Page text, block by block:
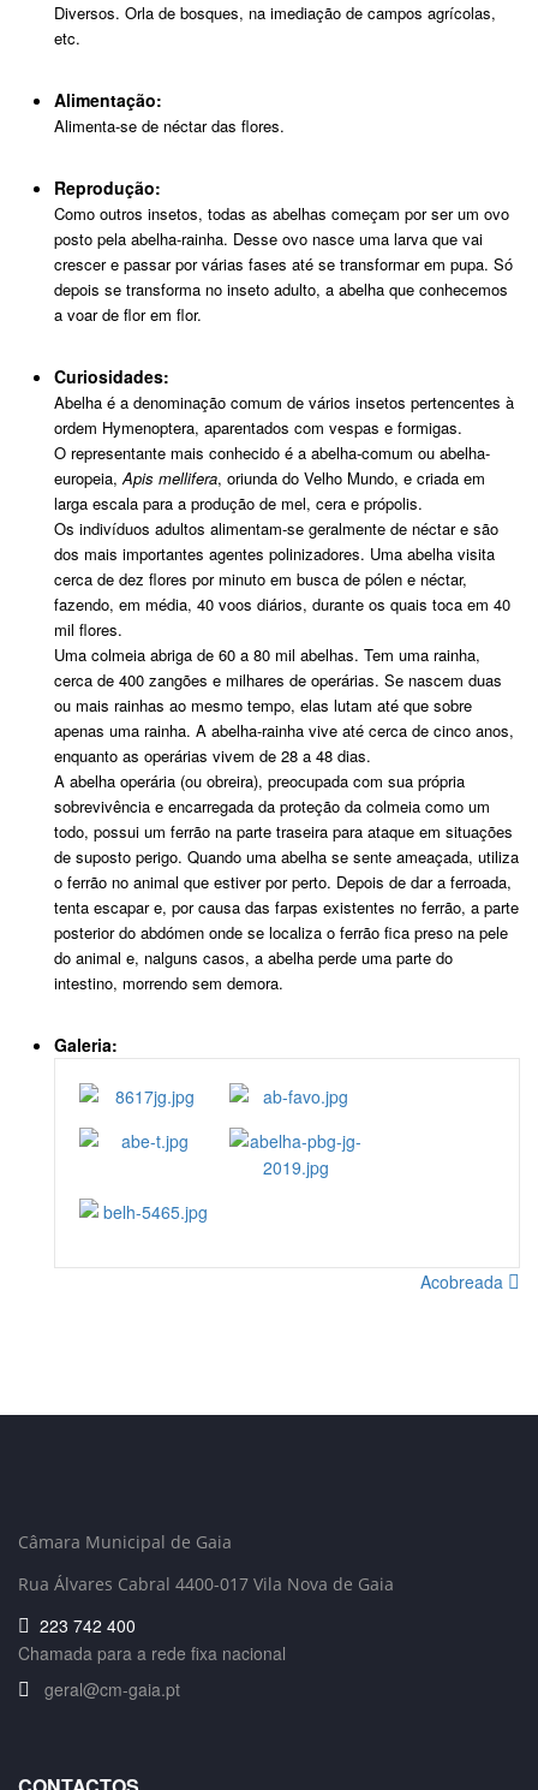
Diversos. Orla de bosques, na imediação de campos agrícolas,
etc.
Alimentação:
Alimenta-se de néctar das flores.
Reprodução:
Como outros insetos, todas as abelhas começam por ser um ovo
posto pela abelha-rainha. Desse ovo nasce uma larva que vai
crescer e passar por várias fases até se transformar em pupa. Só
depois se transforma no inseto adulto, a abelha que conhecemos
a voar de flor em flor.
Curiosidades:
Abelha é a denominação comum de vários insetos pertencentes à
ordem Hymenoptera, aparentados com vespas e formigas.
O representante mais conhecido é a abelha-comum ou abelha-
europeia,Apis mellifera, oriunda do Velho Mundo, e criada em
larga escala para a produção de mel, cera e própolis.
Os indivíduos adultos alimentam-se geralmente de néctar e são
dos mais importantes agentes polinizadores. Uma abelha visita
cerca de dez flores por minuto em busca de pólen e néctar,
fazendo, em média, 40 voos diários, durante os quais toca em 40
mil flores.
Uma colmeia abriga de 60 a 80 mil abelhas. Tem uma rainha,
cerca de 400 zangões e milhares de operárias. Se nascem duas
ou mais rainhas ao mesmo tempo, elas lutam até que sobre
apenas uma rainha. A abelha-rainha vive até cerca de cinco anos,
enquanto as operárias vivem de 28 a 48 dias.
A abelha operária (ou obreira), preocupada com sua própria
sobrevivência e encarregada da proteção da colmeia como um
todo, possui um ferrão na parte traseira para ataque em situações
de suposto perigo. Quando uma abelha se sente ameaçada, utiliza
o ferrão no animal que estiver por perto. Depois de dar a ferroada,
tenta escapar e, por causa das farpas existentes no ferrão, a parte
posterior do abdómen onde se localiza o ferrão fica preso na pele
do animal e, nalguns casos, a abelha perde uma parte do
intestino, morrendo sem demora.
Galeria:
Acobreada
Câmara Municipal de Gaia
Rua Álvares Cabral 4400-017 Vila Nova de Gaia
223 742 400
Chamada para a rede fixa nacional
geral@cm-gaia.pt